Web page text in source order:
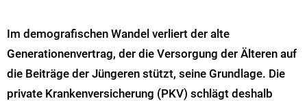
Im demografischen Wandel verliert der alte
Generationenvertrag, der die Versorgung der Älteren auf
die Beiträge der Jüngeren stützt, seine Grundlage. Die
private Krankenversicherung (PKV) schlägt deshalb